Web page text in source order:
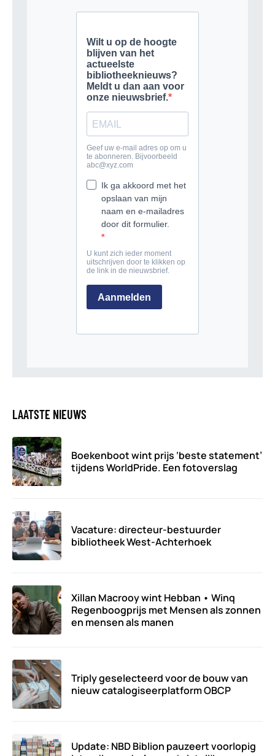
LAATSTE NIEUWS
Boekenboot wint prijs ‘beste statement’
tijdens WorldPride. Een fotoverslag
Vacature: directeur-bestuurder
bibliotheek West-Achterhoek
Xillan Macrooy wint Hebban • Winq
Regenboogprijs met Mensen als zonnen
en mensen als manen
Triply geselecteerd voor de bouw van
nieuw catalogiseerplatform OBCP
Update: NBD Biblion pauzeert voorlopig